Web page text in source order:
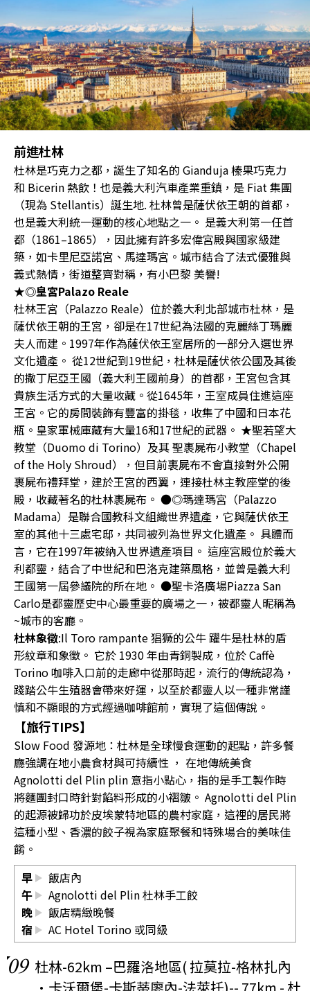
前進杜林
杜林是巧克力之都，誕生了知名的 Gianduja 榛果巧克力
和 Bicerin 熱飲！也是義大利汽車產業重鎮，是 Fiat 集團
（現為 Stellantis）誕生地. 杜林曾是薩伏依王朝的首都，
也是義大利統一運動的核心地點之一。 是義大利第一任首
都（1861–1865），因此擁有許多宏偉宮殿與國家級建
築，如卡里尼亞諾宮、馬達瑪宮。城市結合了法式優雅與
義式熱情，街道整齊對稱，有小巴黎 美譽!
★◎皇宮Palazo Reale
杜林王宮（Palazzo Reale）位於義大利北部城市杜林，是
薩伏依王朝的王宮，卻是在17世紀為法國的克麗絲丁瑪麗
夫人而建。1997年作為薩伏依王室居所的一部分入選世界
文化遺產。 從12世紀到19世紀，杜林是薩伏依公國及其後
的撒丁尼亞王國（義大利王國前身）的首都，王宮包含其
貴族生活方式的大量收藏。從1645年，王室成員住進這座
王宮。它的房間裝飾有豐富的掛毯，收集了中國和日本花
瓶。皇家軍械庫藏有大量16和17世紀的武器。 ★聖若望大
教堂（Duomo di Torino）及其 聖裹屍布小教堂（Chapel
of the Holy Shroud），但目前裹屍布不會直接對外公開
裹屍布禮拜堂，建於王宮的西翼，連接杜林主教座堂的後
殿，收藏著名的杜林裹屍布。 ●◎瑪達瑪宮（Palazzo
Madama）是聯合國教科文組織世界遺產，它與薩伏依王
室的其他十三處宅邸，共同被列為世界文化遺產。 具體而
言，它在1997年被納入世界遺產項目。 這座宮殿位於義大
利都靈，結合了中世紀和巴洛克建築風格，並曾是義大利
王國第一屆參議院的所在地。 ●聖卡洛廣場Piazza San
Carlo是都靈歷史中心最重要的廣場之一，被都靈人昵稱為
~城市的客廳。
杜林象徵:Il Toro rampante 猖獗的公牛 躍牛是杜林的盾
形紋章和象徵。 它於 1930 年由青銅製成，位於 Caffè
Torino 咖啡入口前的走廊中從那時起，流行的傳統認為，
踐踏公牛生殖器會帶來好運，以至於都靈人以一種非常謹
慎和不顯眼的方式經過咖啡館前，實現了這個傳說。
【旅行TIPS】
Slow Food 發源地：杜林是全球慢食運動的起點，許多餐
廳強調在地小農食材與可持續性 ， 在地傳統美食
Agnolotti del Plin plin 意指小點心，指的是手工製作時
將麵團封口時針對餡料形成的小褶皺。 Agnolotti del Plin
的起源被歸功於皮埃蒙特地區的農村家庭，這裡的居民將
這種小型、香濃的餃子視為家庭聚餐和特殊場合的美味佳
餚。
早
飯店內
午
Agnolotti del Plin 杜林手工餃
晚
飯店精緻晚餐
宿
AC Hotel Torino 或同級
09 杜林-62km –巴羅洛地區( 拉莫拉-格林扎內